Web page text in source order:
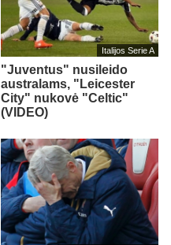
Italijos Serie A
"Juventus" nusileido
australams, "Leicester
City" nukovė "Celtic"
(VIDEO)